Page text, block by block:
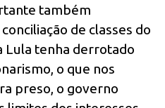
também
de classes do
Lula tenha derrotado
o que nos
preso, o governo